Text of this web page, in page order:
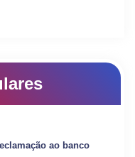
ao banco